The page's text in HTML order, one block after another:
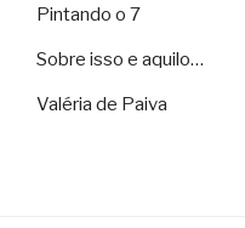
Pintando o 7
Sobre isso e aquilo…
Valéria de Paiva